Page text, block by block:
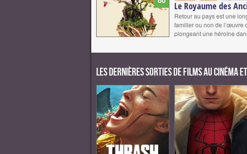
Le Royaume des
Retour au pays est une
familier ou non de l’œuvre
plongeant une héroïne
Les dernières sorties de films au cinéma et